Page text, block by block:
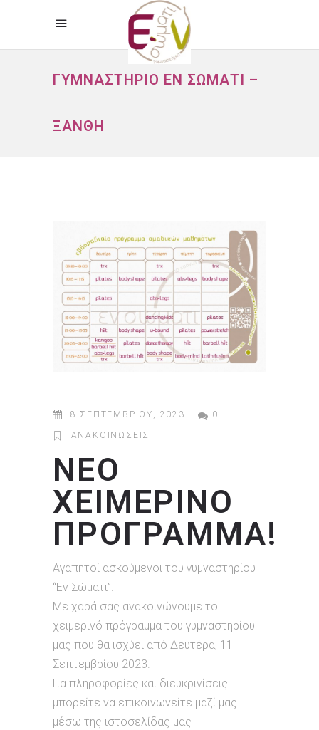
ΓΥΜΝΑΣΤΉΡΙΟ ΕΝ ΣΏΜΑΤΙ –
ΞΆΝΘΗ
8 ΣΕΠΤΕΜΒΡΊΟΥ, 2023 0
ΑΝΑΚΟΙΝΏΣΕΙΣ
ΝΕΟ
ΧΕΙΜΕΡΙΝΟ
ΠΡΟΓΡΑΜΜΑ!
Αγαπητοί ασκούμενοι του γυμναστηρίου
“Εν Σώματι”.
Με χαρά σας ανακοινώνουμε το
χειμερινό πρόγραμμα του γυμναστηρίου
μας που θα ισχύει από Δευτέρα, 11
Σεπτεμβρίου 2023.
Για πληροφορίες και διευκρινίσεις
μπορείτε να επικοινωνείτε μαζί μας
μέσω της ιστοσελίδας μας